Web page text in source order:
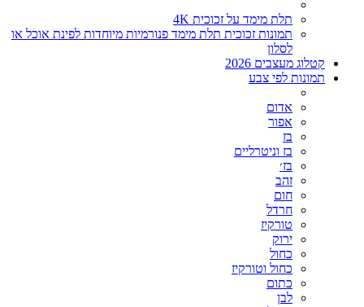
תלת מימד על זכוכית 4K
תמונות זכוכית תלת מימד פנורמיות מיוחדות לפינת אוכל או
לסלון
קטלוג מעצבים 2026
תמונות לפי צבע
אדום
אפור
בז
בז וניטרליים
בז׳
זהב
חום
חרדל
טורקיז
ירוק
כחול
כחול וטורקיז
כתום
לבן